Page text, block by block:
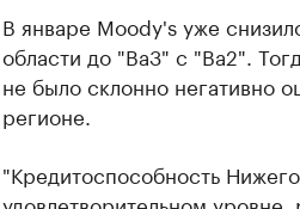
В январе Moody's уже
области до "Ba3" с "Ba2".
не было склонно негативно
регионе.
"Кредитоспособность